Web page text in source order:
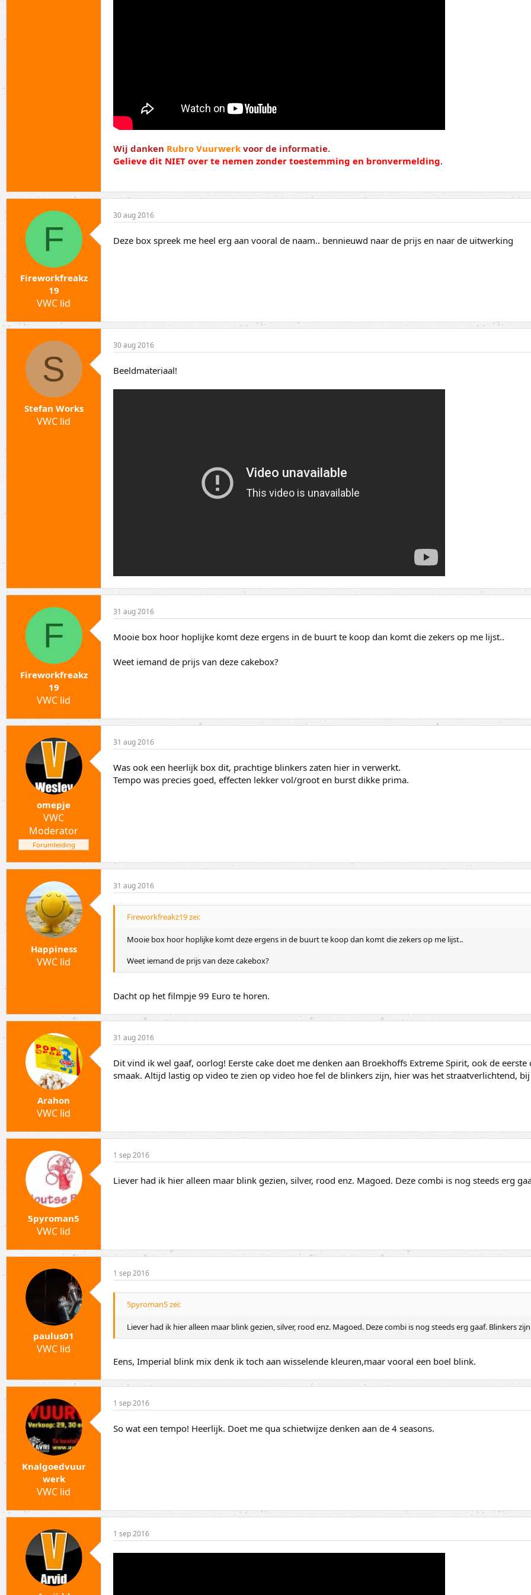
Wij danken Rubro Vuurwerk voor de informatie.
Gelieve dit NIET over te nemen zonder toestemming en bronvermelding.
F
Fireworkfreakz
19
VWC lid
30 aug 2016
Deze box spreek me heel erg aan vooral de naam.. bennieuwd naar de prijs en naar de uitwerking
S
Stefan Works
VWC lid
30 aug 2016
Beeldmateriaal!
F
Fireworkfreakz
19
VWC lid
31 aug 2016
Mooie box hoor hoplijke komt deze ergens in de buurt te koop dan komt die zekers op me lijst..
Weet iemand de prijs van deze cakebox?
omepje
VWC
Moderator
Forumleiding
31 aug 2016
Was ook een heerlijk box dit, prachtige blinkers zaten hier in verwerkt.
Tempo was precies goed, effecten lekker vol/groot en burst dikke prima.
Happiness
VWC lid
31 aug 2016
Fireworkfreakz19 zei:
Mooie box hoor hoplijke komt deze ergens in de buurt te koop dan komt die zekers op me lijst..
Weet iemand de prijs van deze cakebox?
Dacht op het filmpje 99 Euro te horen.
Arahon
VWC lid
31 aug 2016
Dit vind ik wel gaaf, oorlog! Eerste cake doet me denken aan Broekhoffs Extreme Spirit, ook de
smaak. Altijd lastig op video te zien op video hoe fel de blinkers zijn, hier was het straatverlichtend,
5pyroman5
VWC lid
1 sep 2016
Liever had ik hier alleen maar blink gezien, silver, rood enz. Magoed. Deze combi is nog steeds erg
paulus01
VWC lid
1 sep 2016
5pyroman5 zei:
Liever had ik hier alleen maar blink gezien, silver, rood enz. Magoed. Deze combi is nog steeds erg gaaf. Blinkers
Eens, Imperial blink mix denk ik toch aan wisselende kleuren,maar vooral een boel blink.
Knalgoedvuur
werk
VWC lid
1 sep 2016
So wat een tempo! Heerlijk. Doet me qua schietwijze denken aan de 4 seasons.
1 sep 2016